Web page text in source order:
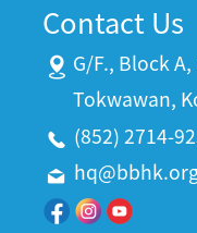
Contact Us
G/F., Block
Tokwawan,
(852) 2714-